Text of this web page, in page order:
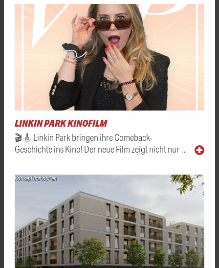
LINKIN PARK KINOFILM
🎬🎸 Linkin Park bringen ihre Comeback-
Geschichte ins Kino! Der neue Film zeigt nicht nur …
Konzept Immobilien